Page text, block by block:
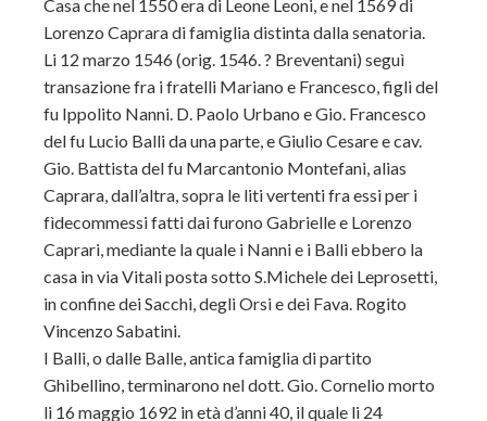
Casa che nel 1550 era di Leone Leoni, e nel 1569 di
Lorenzo Caprara di famiglia distinta dalla senatoria.
Li 12 marzo 1546 (orig. 1546. ? Breventani) seguì
transazione fra i fratelli Mariano e Francesco, figli del
fu Ippolito Nanni. D. Paolo Urbano e Gio. Francesco
del fu Lucio Balli da una parte, e Giulio Cesare e cav.
Gio. Battista del fu Marcantonio Montefani, alias
Caprara, dall’altra, sopra le liti vertenti fra essi per i
fìdecommessi fatti dai furono Gabrielle e Lorenzo
Caprari, mediante la quale i Nanni e i Balli ebbero la
casa in via Vitali posta sotto S.Michele dei Leprosetti,
in confine dei Sacchi, degli Orsi e dei Fava. Rogito
Vincenzo Sabatini.
I Balli, o dalle Balle, antica famiglia di partito
Ghibellino, terminarono nel dott. Gio. Cornelio morto
li 16 maggio 1692 in età d’anni 40, il quale li 24